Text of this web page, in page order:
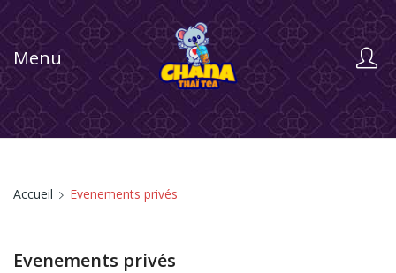
Menu
Accueil Evenements privés
Evenements privés